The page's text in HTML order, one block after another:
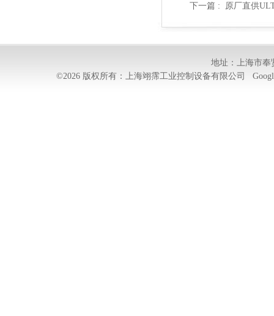
下一篇 : 原厂直供
地址：上海市奉
©2026 版权所有：上海翊霈工业控制设备有限公司